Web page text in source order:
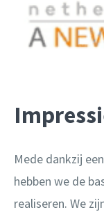
Mede dankzij
hebben we de
realiseren. We